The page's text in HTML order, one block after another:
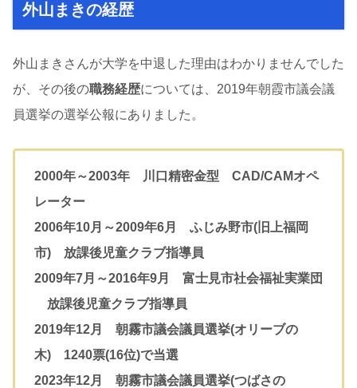
外山まきの経歴
外山まきさんが大学を中退した理由はわかりませんでした
が、その後の職務経歴については、2019年朝霞市議会議
員選挙の選挙公報にありました。
2000年～2003年 川口精密金型 CAD/CAMオペ
レーター
2006年10月～2009年6月 ふじみ野市(旧上福岡
市) 放課後児童クラブ指導員
2009年7月～2016年9月 富士見市社会福祉実業団
放課後児童クラブ指導員
2019年12月 朝霧市議会議員選挙(オリーブの
木) 1240票(16位)で当選
2023年12月 朝霧市議会議員選挙(つばさの